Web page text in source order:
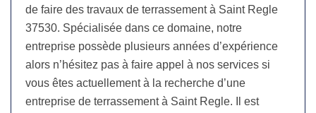
de faire des travaux de terrassement à Saint Regle
37530. Spécialisée dans ce domaine, notre
entreprise possède plusieurs années d’expérience
alors n’hésitez pas à faire appel à nos services si
vous êtes actuellement à la recherche d’une
entreprise de terrassement à Saint Regle. Il est